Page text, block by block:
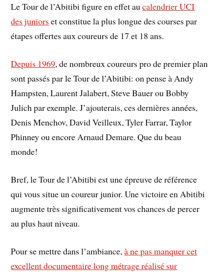
Le Tour de l’Abitibi figure en effet aucalendrier UCI
des juniors et constitue la plus longue des courses par
étapes offertes aux coureurs de 17 et 18 ans.
Depuis 1969, de nombreux coureurs pro de premier plan
sont passés par le Tour de l’Abitibi: on pense à Andy
Hampsten, Laurent Jalabert, Steve Bauer ou Bobby
Julich par exemple. J’ajouterais, ces dernières années,
Denis Menchov, David Veilleux, Tyler Farrar, Taylor
Phinney ou encore Arnaud Demare. Que du beau
monde!
Bref, le Tour de l’Abitibi est une épreuve de référence
qui vous situe un coureur junior. Une victoire en Abitibi
augmente très significativement vos chances de percer
au plus haut niveau.
Pour se mettre dans l’ambiance,à ne pas manquer cet
excellent documentaire long métrage réalisé sur